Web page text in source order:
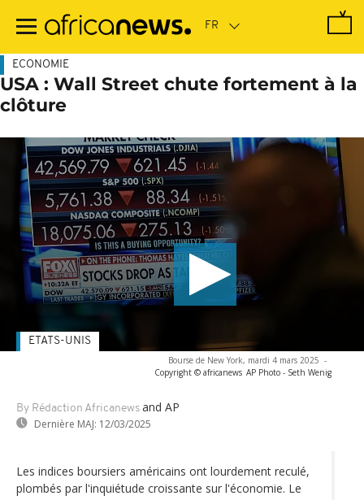
contenu
ECONOMIE
USA : Wall Street chute fortement à la
clôture
Bourse de New York, mardi 4 mars 2025 -
Copyright © africanews AP Photo - Seth Wenig
By Rédaction Africanews and AP
Dernière MAJ: 12/03/2025
ETATS-UNIS
Les indices boursiers américains ont lourdement reculé,
plombés par l'inquiétude croissante sur l'économie. Le